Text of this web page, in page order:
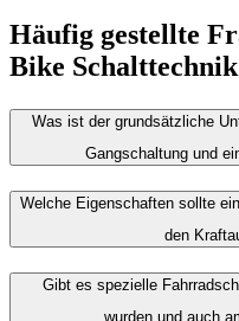
Häufig gestellte
Bike Schalttechnik
Was ist der grundsätzliche
Gangschaltung und
Welche Eigenschaften sollte
den
Gibt es spezielle
wurden und auch